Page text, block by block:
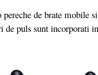
de brate mobile
de puls sunt incorporati